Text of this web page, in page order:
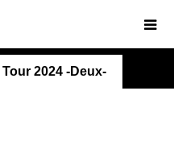
2024 -Deux-